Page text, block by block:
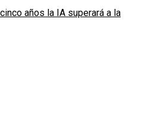
años la IA superará a la